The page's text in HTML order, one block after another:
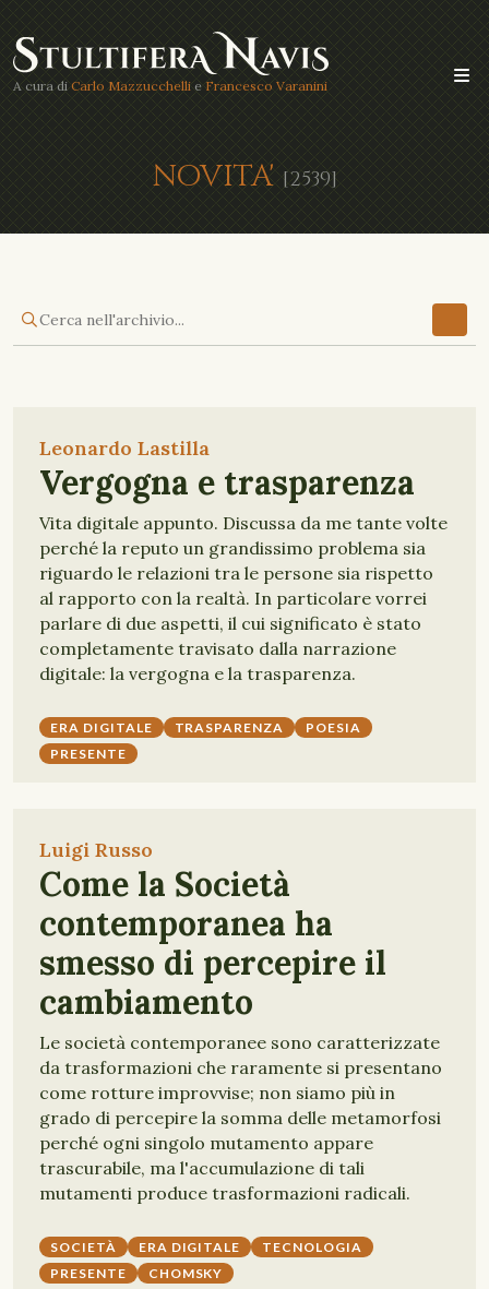
A cura di Carlo Mazzucchelli e Francesco Varanini
NOVITA' [2539]
Leonardo Lastilla
Vergogna e trasparenza
Vita digitale appunto. Discussa da me tante volte
perché la reputo un grandissimo problema sia
riguardo le relazioni tra le persone sia rispetto
al rapporto con la realtà. In particolare vorrei
parlare di due aspetti, il cui significato è stato
completamente travisato dalla narrazione
digitale: la vergogna e la trasparenza.
ERA DIGITALE TRASPARENZA
POESIA
PRESENTE
Luigi Russo
Come la Società
contemporanea ha
smesso di percepire il
cambiamento
Le società contemporanee sono caratterizzate
da trasformazioni che raramente si presentano
come rotture improvvise; non siamo più in
grado di percepire la somma delle metamorfosi
perché ogni singolo mutamento appare
trascurabile, ma l'accumulazione di tali
mutamenti produce trasformazioni radicali.
SOCIETÀ ERA DIGITALE
TECNOLOGIA
PRESENTE
CHOMSKY